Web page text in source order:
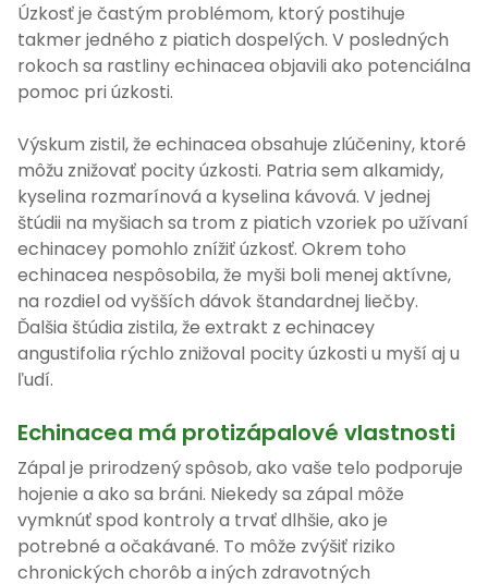
Úzkosť je častým problémom, ktorý postihuje
takmer jedného z piatich dospelých. V posledných
rokoch sa rastliny echinacea objavili ako potenciálna
pomoc pri úzkosti.
Výskum zistil, že echinacea obsahuje zlúčeniny, ktoré
môžu znižovať pocity úzkosti. Patria sem alkamidy,
kyselina rozmarínová a kyselina kávová. V jednej
štúdii na myšiach sa trom z piatich vzoriek po užívaní
echinacey pomohlo znížiť úzkosť. Okrem toho
echinacea nespôsobila, že myši boli menej aktívne,
na rozdiel od vyšších dávok štandardnej liečby.
Ďalšia štúdia zistila, že extrakt z echinacey
angustifolia rýchlo znižoval pocity úzkosti u myší aj u
ľudí.
Echinacea má protizápalové vlastnosti
Zápal je prirodzený spôsob, ako vaše telo podporuje
hojenie a ako sa bráni. Niekedy sa zápal môže
vymknúť spod kontroly a trvať dlhšie, ako je
potrebné a očakávané. To môže zvýšiť riziko
chronických chorôb a iných zdravotných